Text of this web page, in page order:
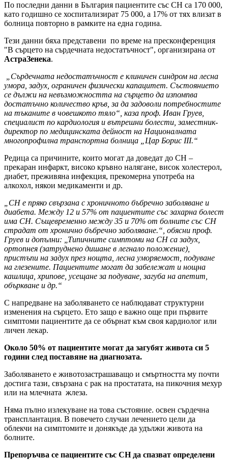
По последни данни в България пациентите със СН са 170 000,
като годишно се хоспитализират 75 000, а 17% от тях влизат в
болница повторно в рамките на една година.
Тези данни бяха представени по време на пресконференция
"В сърцето на сърдечната недостатъчност", организирана от
АстраЗенека.
„Сърдечната недостатъчност е клиничен синдром на лесна
умора, задух, ограничен физически капацитет. Състоянието
се дължи на невъзможността на сърцето да изпомпва
достатъчно количество кръв, за да задоволи потребностите
на тъканите в човешкото тяло“, каза проф. Иван Груев,
специалист по кардиология и вътрешни болести, заместник-
директор по медицинската дейност на Националната
многопрофилна транспортна болница „Цар Борис ІІІ.“
Редица са причините, които могат да доведат до СН –
прекаран инфаркт, високо кръвно налягане, висок холестерол,
диабет, преживяна инфекция, прекомерна употреба на
алкохол, някои медикаменти и др.
„СН е пряко свързана с хроничното бъбречно заболяване и
диабета. Между 12 и 57% от пациентите със захарна болест
има СН. Същевременно между 35 и 70% от болните със СН
страдат от хронично бъбречно заболяване.“, обясни проф.
Груев и допълни: „Типичните симптоми на СН са задух,
ортопнея (затруднено дишане в легнало положение),
пристъпи на задух през нощта, лесна уморяемост, подуване
на глезените. Пациентите могат да забележат и нощна
кашлица, хрипове, усещане за подуване, загуба на апетит,
объркване и др.“
С напредване на заболяването се наблюдават структурни
изменения на сърцето. Ето защо е важно още при първите
симптоми пациентите да се обърнат към своя кардиолог или
личен лекар.
Около 50% от пациентите могат да загубят живота си 5
години след поставяне на диагнозата.
Заболяването е животозастрашаващо и смъртността му почти
достига тази, свързана с рак на простатата, на пикочния мехур
или на млечната жлеза.
Няма пълно излекуване на това състояние. освен сърдечна
трансплантация. В повечето случаи лечението цели да
облекчи на симптомите и донякъде да удължи живота на
бoлните.
Препоръчва се пациентите със СН да спазват определени